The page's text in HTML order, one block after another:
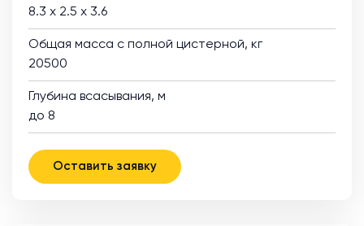
8.3 х 2.5 х 3.6
Общая масса с полной цистерной, кг
20500
Глубина всасывания, м
до 8
Оставить заявку